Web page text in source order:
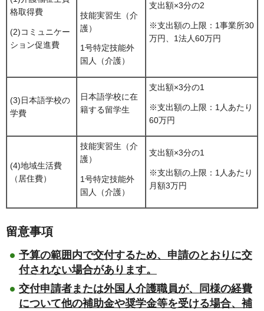
格取得費
(2)コミュニケー
ション促進費
技能実習生（介
護）
1号特定技能外
国人（介護）
支出額×3分の2
※支出額の上限：1事業所30
万円、1法人60万円
(3)日本語学校の
学費
日本語学校に在
籍する留学生
支出額×3分の1
※支出額の上限：1人あたり
60万円
(4)地域生活費
（居住費）
技能実習生（介
護）
1号特定技能外
国人（介護）
支出額×3分の1
※支出額の上限：1人あたり
月額3万円
留意事項
予算の範囲内で交付するため、申請のとおりに交
付されない場合があります。
交付申請者または外国人介護職員が、同様の経費
について他の補助金や奨学金等を受ける場合、補